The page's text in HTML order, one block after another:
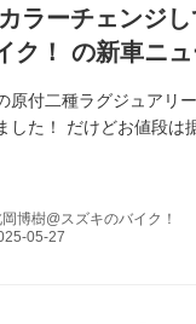
ラーチェンジ
ク！ の新車ニュ
原付二種ラグジュアリ
した！ だけどお値段
博樹@スズキのバイク！